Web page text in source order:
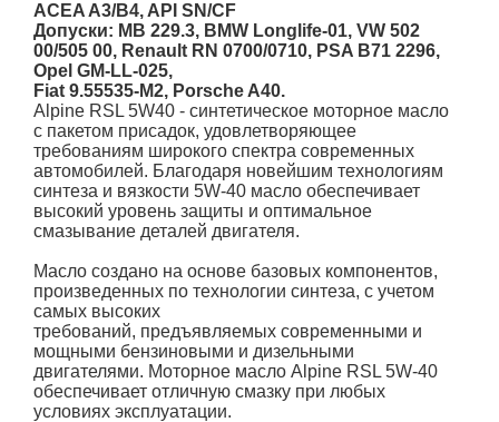
ACEA A3/B4, API SN/CF
Допуски: MB 229.3, BMW Longlife-01, VW 502
00/505 00, Renault RN 0700/0710, PSA B71 2296,
Opel GM-LL-025,
Fiat 9.55535-M2, Porsche A40.
Alpine RSL 5W40 - синтетическое моторное масло
с пакетом присадок, удовлетворяющее
требованиям широкого спектра современных
автомобилей. Благодаря новейшим технологиям
синтеза и вязкости 5W-40 масло обеспечивает
высокий уровень защиты и оптимальное
смазывание деталей двигателя.
Масло создано на основе базовых компонентов,
произведенных по технологии синтеза, с учетом
самых высоких
требований, предъявляемых современными и
мощными бензиновыми и дизельными
двигателями. Моторное масло Alpine RSL 5W-40
обеспечивает отличную смазку при любых
условиях эксплуатации.